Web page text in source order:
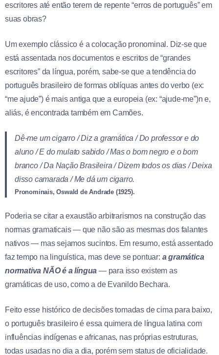
escritores até então terem de repente “erros de português” em
suas obras?
Um exemplo clássico é a colocação pronominal. Diz-se que
está assentada nos documentos e escritos de “grandes
escritores” da língua, porém, sabe-se que a tendência do
português brasileiro de formas oblíquas antes do verbo (ex:
“me ajude”) é mais antiga que a europeia (ex: “ajude-me”)n e,
aliás, é encontrada também em Camões.
Dê-me um cigarro / Diz a gramática / Do professor e do
aluno / E do mulato sabido / Mas o bom negro e o bom
branco / Da Nação Brasileira / Dizem todos os dias / Deixa
disso camarada / Me dá um cigarro.
Pronominais, Oswald de Andrade (1925).
Poderia se citar a exaustão arbitrarismos na construção das
normas gramaticais — que não são as mesmas dos falantes
nativos — mas sejamos sucintos. Em resumo, está assentado
faz tempo na linguística, mas deve se pontuar: a gramática
normativa NÃO é a língua — para isso existem as
gramáticas de uso, como a de Evanildo Bechara.
Feito esse histórico de decisões tomadas de cima para baixo,
o português brasileiro é essa quimera de língua latina com
influências indígenas e africanas, nas próprias estruturas,
todas usadas no dia a dia, porém sem status de oficialidade.